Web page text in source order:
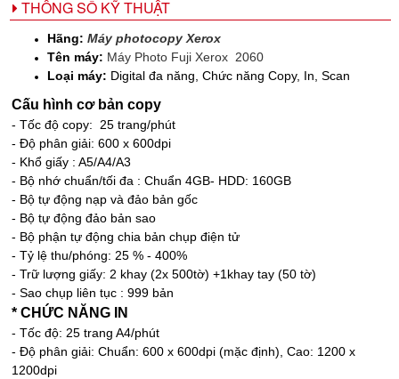
THÔNG SỐ KỸ THUẬT
Hãng: Máy photocopy Xerox
Tên máy: Máy Photo Fuji Xerox 2060
Loại máy: Digital đa năng, Chức năng Copy, In, Scan
Cấu hình cơ bản copy
- Tốc độ copy: 25 trang/phút
- Độ phân giải: 600 x 600dpi
- Khổ giấy : A5/A4/A3
- Bộ nhớ chuẩn/tối đa : Chuẩn 4GB- HDD: 160GB
- Bộ tự động nạp và đảo bản gốc
- Bộ tự động đảo bản sao
- Bộ phận tự động chia bản chụp điện tử
- Tỷ lệ thu/phóng: 25 % - 400%
- Trữ lượng giấy: 2 khay (2x 500tờ) +1khay tay (50 tờ)
- Sao chụp liên tục : 999 bản
* CHỨC NĂNG IN
- Tốc độ: 25 trang A4/phút
- Độ phân giải: Chuẩn: 600 x 600dpi (mặc định), Cao: 1200 x
1200dpi